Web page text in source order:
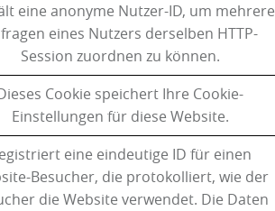
eine anonyme Nutzer-ID, um mehrere
eines Nutzers derselben HTTP-
Session zuordnen zu können.
Cookie speichert Ihre Cookie-
Einstellungen für diese Website.
eine eindeutige ID für einen
Besucher, die protokolliert, wie der
die Website verwendet. Die Daten